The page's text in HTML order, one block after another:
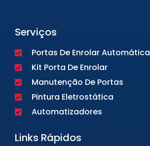
Serviços
Portas De Enrolar Automática
Kit Porta De Enrolar
Manutenção De Portas
Pintura Eletrostática
Automatizadores
Links Rápidos